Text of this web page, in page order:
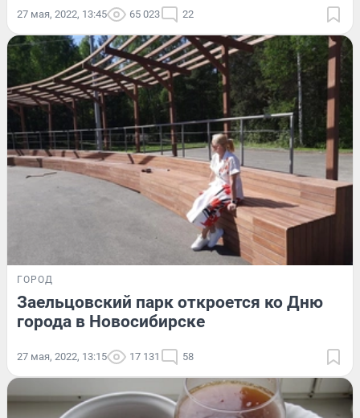
27 мая, 2022, 13:45 65 023 22
ГОРОД
Заельцовский парк откроется ко Дню
города в Новосибирске
27 мая, 2022, 13:15 17 131 58